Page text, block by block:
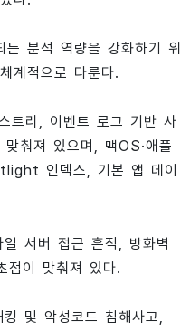
분석 역량을 강화하기 위
계적으로 다룬다.
트리, 이벤트 로그 기반 사
춰져 있으며, 맥OS·애플
인덱스, 기본 앱 데이
서버 접근 흔적, 방화벽
점이 맞춰져 있다.
및 악성코드 침해사고,